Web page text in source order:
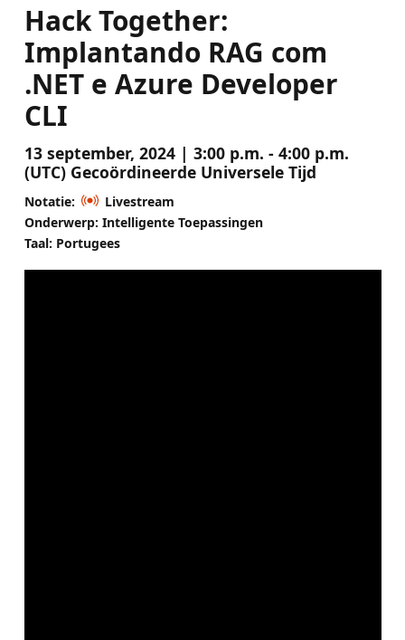
Hack Together:
Implantando RAG com
.NET e Azure Developer
CLI
13 september, 2024 | 3:00 p.m. - 4:00 p.m.
(UTC) Gecoördineerde Universele Tijd
Notatie:
Livestream
Onderwerp: Intelligente Toepassingen
Taal: Portugees